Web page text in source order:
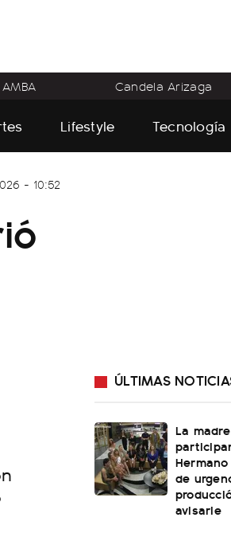
Candela Arizaga
Lifestyle Tecnología
- 10:52
ÚLTIMAS
La
de
avisarle